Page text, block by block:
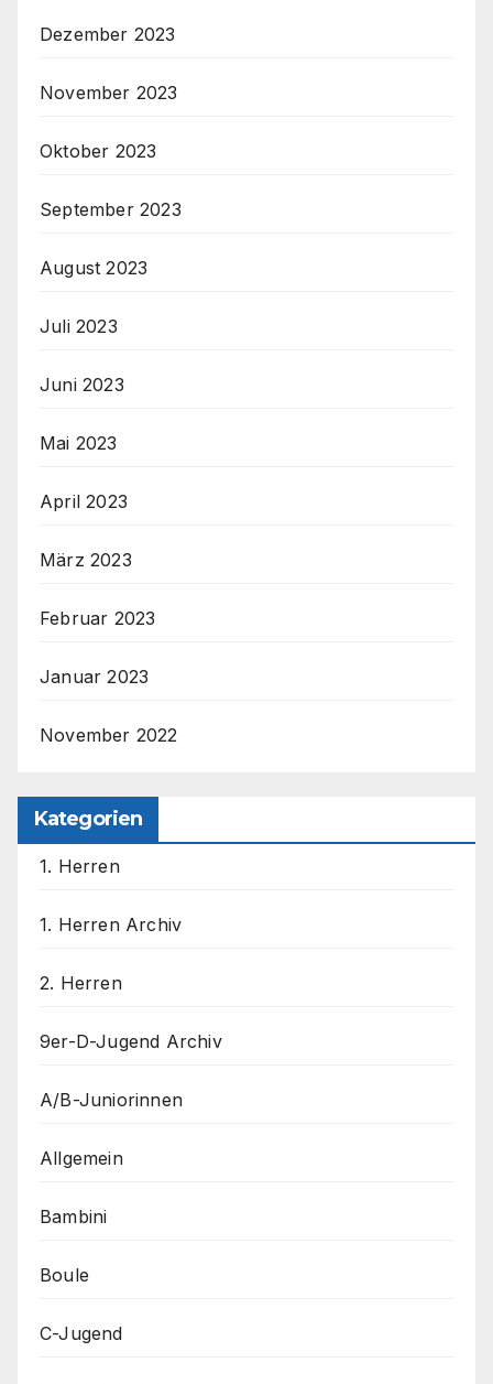
Dezember 2023
November 2023
Oktober 2023
September 2023
August 2023
Juli 2023
Juni 2023
Mai 2023
April 2023
März 2023
Februar 2023
Januar 2023
November 2022
Kategorien
1. Herren
1. Herren Archiv
2. Herren
9er-D-Jugend Archiv
A/B-Juniorinnen
Allgemein
Bambini
Boule
C-Jugend